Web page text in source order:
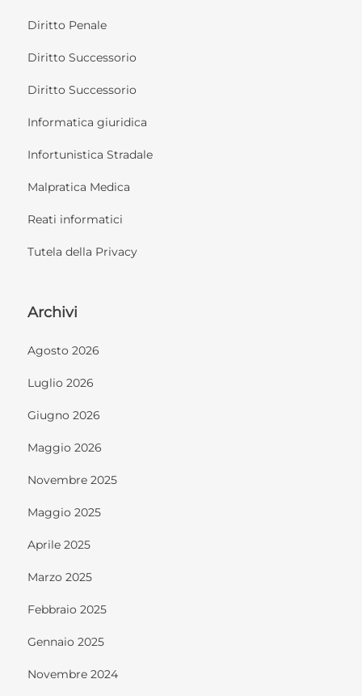
Diritto Penale
Diritto Successorio
Diritto Successorio
Informatica giuridica
Infortunistica Stradale
Malpratica Medica
Reati informatici
Tutela della Privacy
Archivi
Agosto 2026
Luglio 2026
Giugno 2026
Maggio 2026
Novembre 2025
Maggio 2025
Aprile 2025
Marzo 2025
Febbraio 2025
Gennaio 2025
Novembre 2024